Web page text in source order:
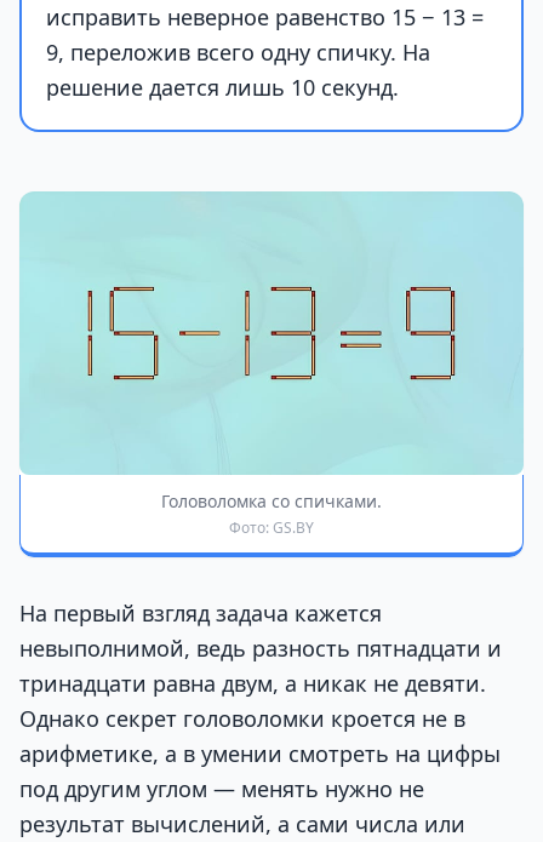
исправить неверное равенство 15 − 13 =
9, переложив всего одну спичку. На
решение дается лишь 10 секунд.
Головоломка со спичками.
Фото: GS.BY
На первый взгляд задача кажется
невыполнимой, ведь разность пятнадцати и
тринадцати равна двум, а никак не девяти.
Однако секрет головоломки кроется не в
арифметике, а в умении смотреть на цифры
под другим углом — менять нужно не
результат вычислений, а сами числа или